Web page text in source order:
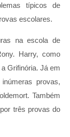
típicos de
escolares.
na escola de
Harry, como
Grifinória. Já em
provas,
Também
três provas do